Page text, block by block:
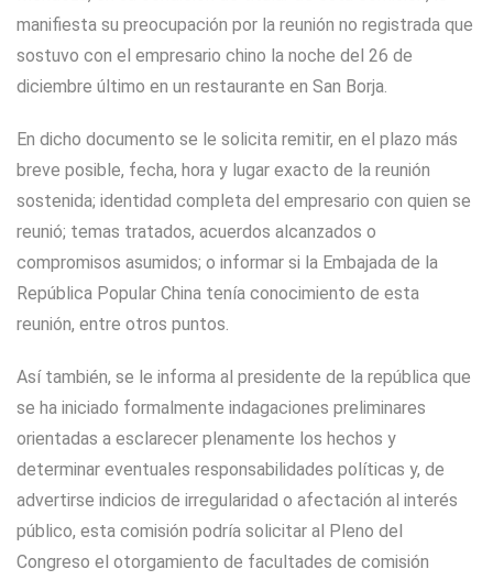
manifiesta su preocupación por la reunión no registrada que
sostuvo con el empresario chino la noche del 26 de
diciembre último en un restaurante en San Borja.
En dicho documento se le solicita remitir, en el plazo más
breve posible, fecha, hora y lugar exacto de la reunión
sostenida; identidad completa del empresario con quien se
reunió; temas tratados, acuerdos alcanzados o
compromisos asumidos; o informar si la Embajada de la
República Popular China tenía conocimiento de esta
reunión, entre otros puntos.
Así también, se le informa al presidente de la república que
se ha iniciado formalmente indagaciones preliminares
orientadas a esclarecer plenamente los hechos y
determinar eventuales responsabilidades políticas y, de
advertirse indicios de irregularidad o afectación al interés
público, esta comisión podría solicitar al Pleno del
Congreso el otorgamiento de facultades de comisión